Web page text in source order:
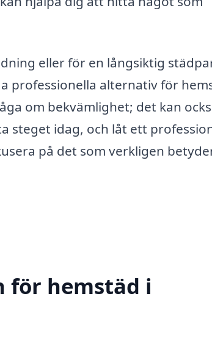
eller för en långsiktig
professionella alternativ för
om bekvämlighet; det kan
steget idag, och låt ett
på det som verkligen
för hemstäd i